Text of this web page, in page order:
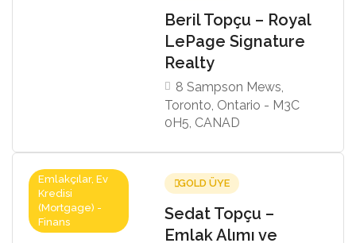
Beril Topçu – Royal
LePage Signature
Realty
8 Sampson Mews,
Toronto, Ontario - M3C
0H5, CANAD
Emlakçılar, Ev
Kredisi
(Mortgage) -
Finans
GOLD ÜYE
Sedat Topçu –
Emlak Alımı ve